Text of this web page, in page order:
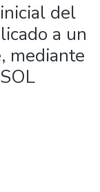
del
a un
mediante